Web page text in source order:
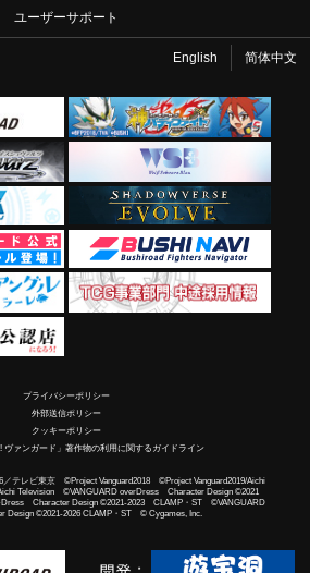
ユーザーサポート
English 简体中文
プライバシーポリシー
外部送信ポリシー
クッキーポリシー
ヴァンガード」著作物の利用に関するガイドライン
テレビ東京 ©Project Vanguard2018 ©Project Vanguard2019/Aichi
Television ©VANGUARD overDress Character Design ©2021
Character Design ©2021-2023 CLAMP・ST ©VANGUARD
Design ©2021-2026 CLAMP・ST © Cygames, Inc.